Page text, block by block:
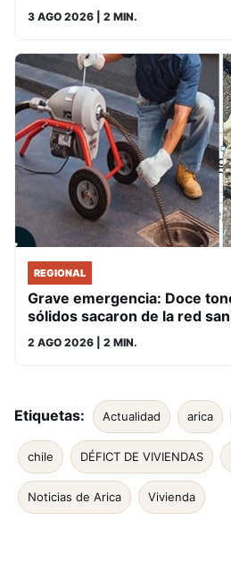
3 AGO 2026 | 2 MIN.
REGIONAL
Grave emergencia: Doce
sólidos sacaron de la red
2 AGO 2026 | 2 MIN.
Etiquetas: Actualidad arica
chile DÉFICT DE VIVIENDAS
Noticias de Arica Vivienda